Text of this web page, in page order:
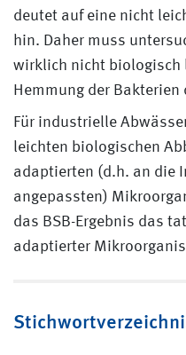
deutet auf eine nicht
hin. Daher muss
wirklich nicht biologisch
Hemmung der
Für industrielle
leichten biologischen
adaptierten (d.h. an die
angepassten)
das BSB-Ergebnis das
adaptierter